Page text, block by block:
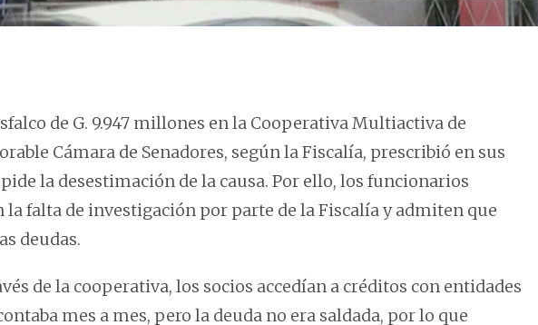
de G. 9.947 millones en la Cooperativa Multiactiva de
Cámara de Senadores, según la Fiscalía, prescribió en sus
la desestimación de la causa. Por ello, los funcionarios
falta de investigación por parte de la Fiscalía y admiten que
deudas.
de la cooperativa, los socios accedían a créditos con entidades
mes a mes, pero la deuda no era saldada, por lo que